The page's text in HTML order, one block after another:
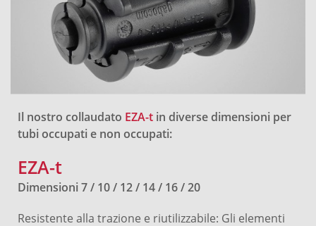
Il nostro collaudato EZA-t in diverse dimensioni per
tubi occupati e non occupati:
EZA-t
Dimensioni 7 / 10 / 12 / 14 / 16 / 20
Resistente alla trazione e riutilizzabile: Gli elementi